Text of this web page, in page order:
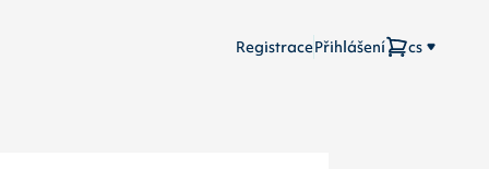
RegistracePřihlášení cs